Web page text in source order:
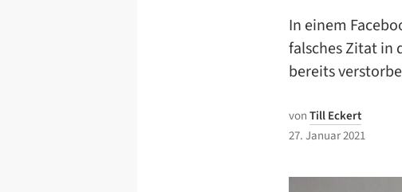
In einem
falsches Zitat in
bereits
vonTill Eckert
27. Januar 2021